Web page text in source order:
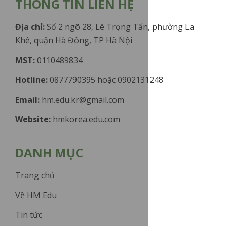
THÔNG TIN LIÊN HỆ
Địa chỉ: Số 2 ngõ 28, Lê Trọng Tấn, phường La
Khê, quận Hà Đông, TP Hà Nội
MST:0110489834
Hotline:0877790395 hoặc 0902131248
Email: hm.edu.kr@gmail.com
Website: hmkorea.edu.com
DANH MỤC
Trang chủ
Về HM Edu
Tin tức